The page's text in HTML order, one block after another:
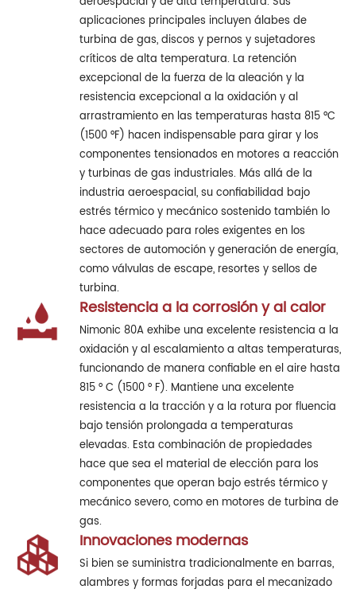
aplicaciones principales incluyen álabes de
turbina de gas, discos y pernos y sujetadores
críticos de alta temperatura. La retención
excepcional de la fuerza de la aleación y la
resistencia excepcional a la oxidación y al
arrastramiento en las temperaturas hasta 815 °C
(1500 °F) hacen indispensable para girar y los
componentes tensionados en motores a reacción
y turbinas de gas industriales. Más allá de la
industria aeroespacial, su confiabilidad bajo
estrés térmico y mecánico sostenido también lo
hace adecuado para roles exigentes en los
sectores de automoción y generación de energía,
como válvulas de escape, resortes y sellos de
turbina.
Resistencia a la corrosión y al calor
Nimonic 80A exhibe una excelente resistencia a la
oxidación y al escalamiento a altas temperaturas,
funcionando de manera confiable en el aire hasta
815 ° C (1500 ° F). Mantiene una excelente
resistencia a la tracción y a la rotura por fluencia
bajo tensión prolongada a temperaturas
elevadas. Esta combinación de propiedades
hace que sea el material de elección para los
componentes que operan bajo estrés térmico y
mecánico severo, como en motores de turbina de
gas.
Innovaciones modernas
Si bien se suministra tradicionalmente en barras,
alambres y formas forjadas para el mecanizado